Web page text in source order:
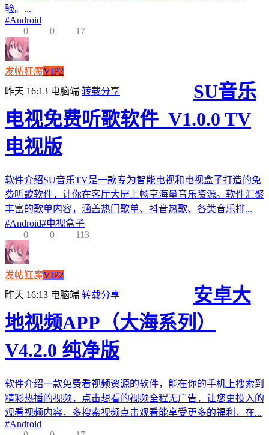
验。...
#Android
0
0 17
发帖狂魔VIP2
昨天 16:13 电脑端 转载分享
SU音乐
电视免费听歌软件_V1.0.0 TV
电视版
软件介绍SU音乐TV是一款专为智能电视和电视盒子打造的免
费听歌软件，让你在客厅大屏上畅享海量音乐资源。软件汇聚
丰富的歌单内容，涵盖热门歌单、抖音热歌、各类音乐排...
#Android#电视盒子
0
0 113
发帖狂魔VIP2
昨天 16:13 电脑端 转载分享
安卓大
地视频APP（大海系列）
V4.2.0 纯净版
软件介绍一款免费看视频资源的软件，能在你的手机上搜索到
精彩热播的视频，点击想看的视频全程无广告，让您更投入的
观看视频内容，多搜索视频点击观看能享受更多的福利，在...
#Android